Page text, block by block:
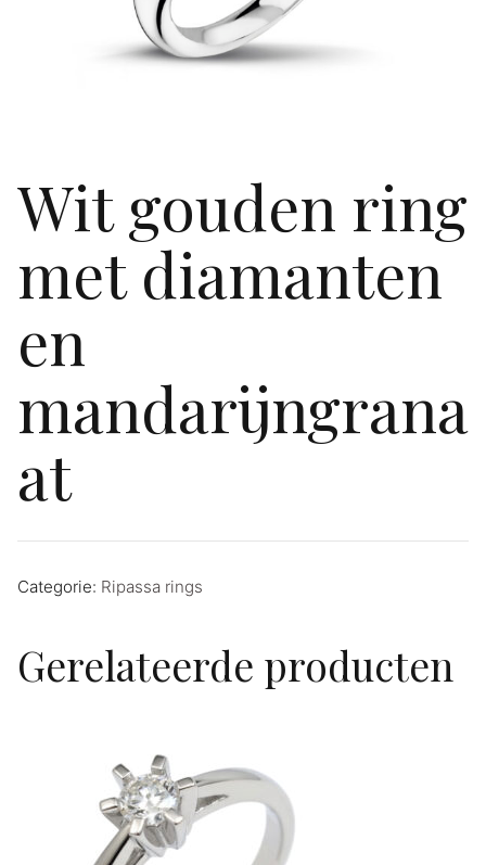
Wit gouden ring
met diamanten
en
mandarijngrana
at
Categorie: Ripassa rings
Gerelateerde producten